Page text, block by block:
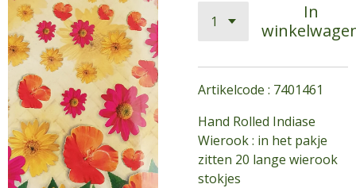
In
Artikelcode : 7401461
Hand Rolled Indiase
Wierook : in het pakje
zitten 20 lange wierook
stokjes